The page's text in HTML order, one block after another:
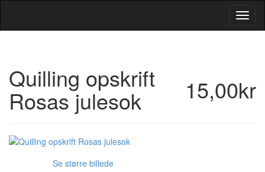
15,00kr
Quilling opskrift
Rosas julesok
Se større billede